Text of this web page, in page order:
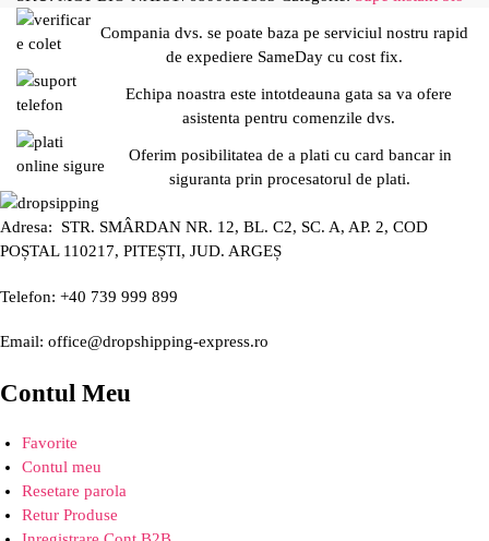
Compania dvs. se poate baza pe serviciul nostru rapid
de expediere SameDay cu cost fix.
Echipa noastra este intotdeauna gata sa va ofere
asistenta pentru comenzile dvs.
Oferim posibilitatea de a plati cu card bancar in
siguranta prin procesatorul de plati.
Adresa: STR. SMÂRDAN NR. 12, BL. C2, SC. A, AP. 2, COD
POȘTAL 110217, PITEȘTI, JUD. ARGEȘ
Telefon: +40 739 999 899
Email: office@dropshipping-express.ro
Contul Meu
Favorite
Contul meu
Resetare parola
Retur Produse